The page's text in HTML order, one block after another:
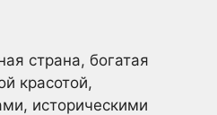
страна, богатая
красотой,
историческими